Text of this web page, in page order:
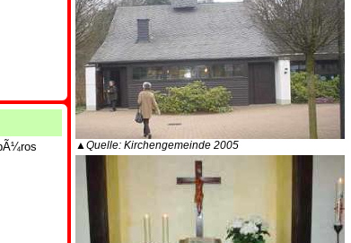
▲Quelle: Kirchengemeinde 2005